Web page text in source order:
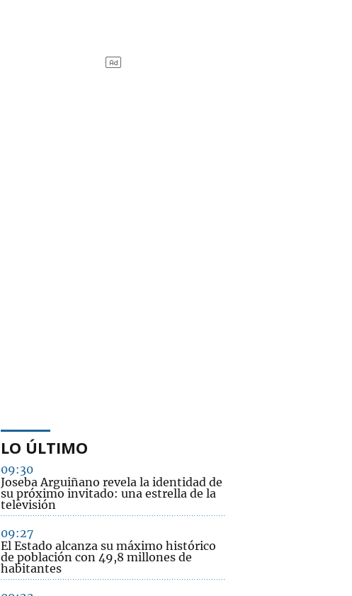
LO ÚLTIMO
09:30
Joseba Arguiñano revela la identidad de
su próximo invitado: una estrella de la
televisión
09:27
El Estado alcanza su máximo histórico
de población con 49,8 millones de
habitantes